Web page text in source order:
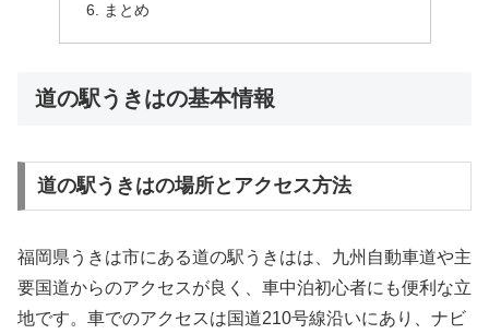
まとめ
道の駅うきはの基本情報
道の駅うきはの場所とアクセス方法
福岡県うきは市にある道の駅うきはは、九州自動車道や主
要国道からのアクセスが良く、車中泊初心者にも便利な立
地です。車でのアクセスは国道210号線沿いにあり、ナビ